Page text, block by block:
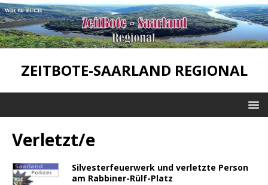
ZEITBOTE-SAARLAND REGIONAL
Verletzt/e
Silvesterfeuerwerk und verletzte Person
am Rabbiner-Rülf-Platz